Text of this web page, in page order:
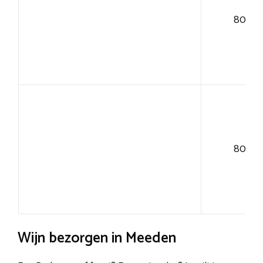
80+
80+
Wijn bezorgen in Meeden